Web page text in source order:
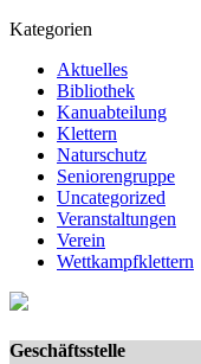
Kategorien
Aktuelles
Bibliothek
Kanuabteilung
Klettern
Naturschutz
Seniorengruppe
Uncategorized
Veranstaltungen
Verein
Wettkampfklettern
Geschäftsstelle